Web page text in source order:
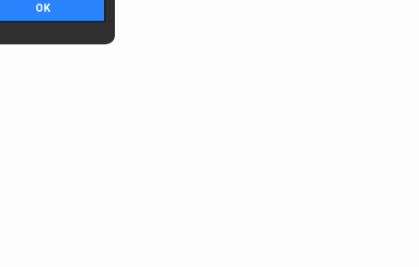
OK